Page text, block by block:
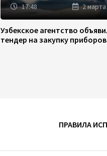
17:48 2 марта
Узбекское агентство
тендер на закупку приборов
ПРАВИЛА